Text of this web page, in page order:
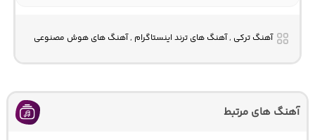
آهنگ ترکی , آهنگ های ترند اینستاگرام , آهنگ های هوش مصنوعی
آهنگ های مرتبط